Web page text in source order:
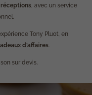
, avec un service
Tony Pluot, en
d’affaires.
sur devis.